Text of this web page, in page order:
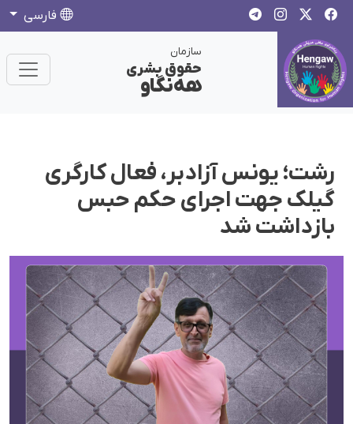
فارسی
سازمان
حقوق بشری
هەنگاو
رشت؛ یونس آزادبر، فعال کارگری
گیلک جهت اجرای حکم حبس
بازداشت شد